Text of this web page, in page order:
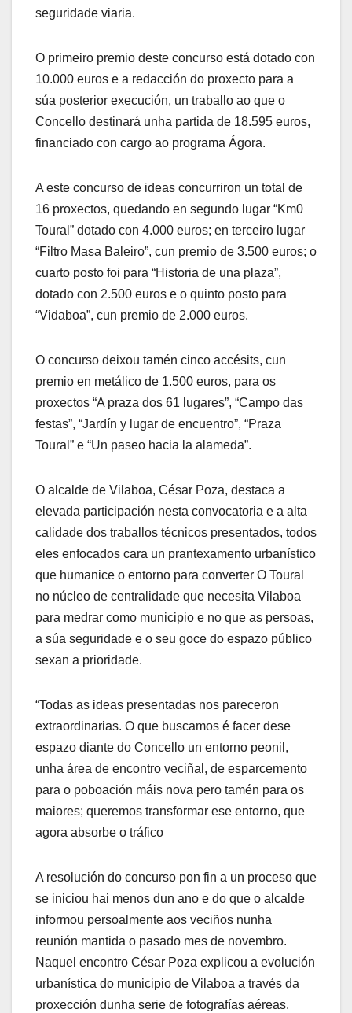
seguridade viaria.
O primeiro premio deste concurso está dotado con
10.000 euros e a redacción do proxecto para a
súa posterior execución, un traballo ao que o
Concello destinará unha partida de 18.595 euros,
financiado con cargo ao programa Ágora.
A este concurso de ideas concurriron un total de
16 proxectos, quedando en segundo lugar “Km0
Toural” dotado con 4.000 euros; en terceiro lugar
“Filtro Masa Baleiro”, cun premio de 3.500 euros; o
cuarto posto foi para “Historia de una plaza”,
dotado con 2.500 euros e o quinto posto para
“Vidaboa”, cun premio de 2.000 euros.
O concurso deixou tamén cinco accésits, cun
premio en metálico de 1.500 euros, para os
proxectos “A praza dos 61 lugares”, “Campo das
festas”, “Jardín y lugar de encuentro”, “Praza
Toural” e “Un paseo hacia la alameda”.
O alcalde de Vilaboa, César Poza, destaca a
elevada participación nesta convocatoria e a alta
calidade dos traballos técnicos presentados, todos
eles enfocados cara un prantexamento urbanístico
que humanice o entorno para converter O Toural
no núcleo de centralidade que necesita Vilaboa
para medrar como municipio e no que as persoas,
a súa seguridade e o seu goce do espazo público
sexan a prioridade.
“Todas as ideas presentadas nos pareceron
extraordinarias. O que buscamos é facer dese
espazo diante do Concello un entorno peonil,
unha área de encontro veciñal, de esparcemento
para o poboación máis nova pero tamén para os
maiores; queremos transformar ese entorno, que
agora absorbe o tráfico
A resolución do concurso pon fin a un proceso que
se iniciou hai menos dun ano e do que o alcalde
informou persoalmente aos veciños nunha
reunión mantida o pasado mes de novembro.
Naquel encontro César Poza explicou a evolución
urbanística do municipio de Vilaboa a través da
proxección dunha serie de fotografías aéreas.